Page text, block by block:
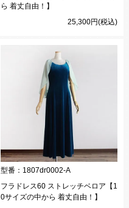
ら 着丈自由！】
25,300円(税込)
型番： 1807dr0002-A
フラドレス60 ストレッチベロア【1
0サイズの中から 着丈自由！】